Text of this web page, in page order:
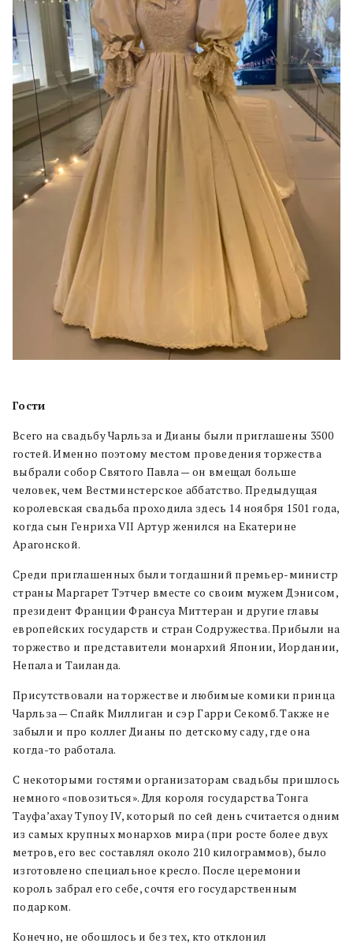
Гости
Всего на свадьбу Чарльза и Дианы были приглашены 3500
гостей. Именно поэтому местом проведения торжества
выбрали собор Святого Павла — он вмещал больше
человек, чем Вестминстерское аббатство. Предыдущая
королевская свадьба проходила здесь 14 ноября 1501 года,
когда сын Генриха VII Артур женился на Екатерине
Арагонской.
Среди приглашенных были тогдашний премьер-министр
страны Маргарет Тэтчер вместе со своим мужем Дэнисом,
президент Франции Франсуа Миттеран и другие главы
европейских государств и стран Содружества. Прибыли на
торжество и представители монархий Японии, Иордании,
Непала и Таиланда.
Присутствовали на торжестве и любимые комики принца
Чарльза — Спайк Миллиган и сэр Гарри Секомб. Также не
забыли и про коллег Дианы по детскому саду, где она
когда-то работала.
С некоторыми гостями организаторам свадьбы пришлось
немного «повозиться». Для короля государства Тонга
Тауфа’ахау Тупоу IV, который по сей день считается одним
из самых крупных монархов мира (при росте более двух
метров, его вес составлял около 210 килограммов), было
изготовлено специальное кресло. После церемонии
король забрал его себе, сочтя его государственным
подарком.
Конечно, не обошлось и без тех, кто отклонил